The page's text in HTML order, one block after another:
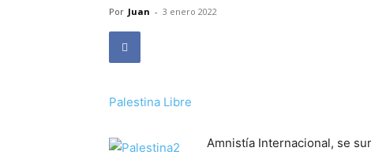
Por Juan - 3 enero 2022
Palestina Libre
Amnistía Internacional, se